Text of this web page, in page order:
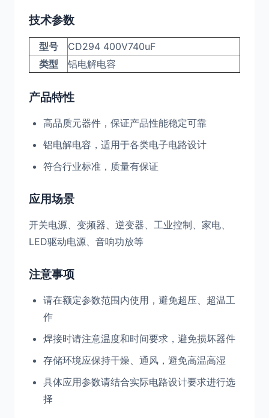
技术参数
型号
CD294 400V740uF
类型
铝电解电容
产品特性
高品质元器件，保证产品性能稳定可靠
铝电解电容，适用于各类电子电路设计
符合行业标准，质量有保证
应用场景
开关电源、变频器、逆变器、工业控制、家电、
LED驱动电源、音响功放等
注意事项
请在额定参数范围内使用，避免超压、超温工
作
焊接时请注意温度和时间要求，避免损坏器件
存储环境应保持干燥、通风，避免高温高湿
具体应用参数请结合实际电路设计要求进行选
择